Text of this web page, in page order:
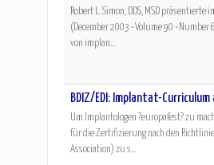
Robert L. Simon, DDS, MSD
(December 2003 • Volume 90 •
von implan...
BDIZ/EDI: Implantat-Curriculum
Um Implantologen ?europafest? zu
für die Zertifizierung nach den
Association) zu s...